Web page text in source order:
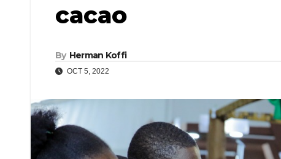
cacao
By Herman Koffi
OCT 5, 2022